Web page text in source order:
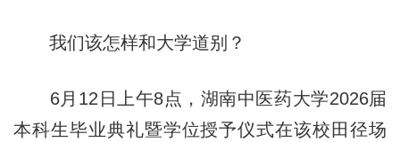
我们该怎样和大学道别？
6月12日上午8点，湖南中医药大学2026届
本科生毕业典礼暨学位授予仪式在该校田径场